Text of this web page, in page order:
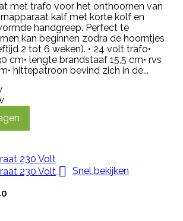
met trafo voor het onthoornen van
kalf met korte kolf en
handgreep. Perfect te
kan beginnen zodra de hoorntjes
2 tot 6 weken). • 24 volt trafo•
cm• lengte brandstaaf 15,5 cm• rvs
hittepatroon bevind zich in de...

Snel bekijken